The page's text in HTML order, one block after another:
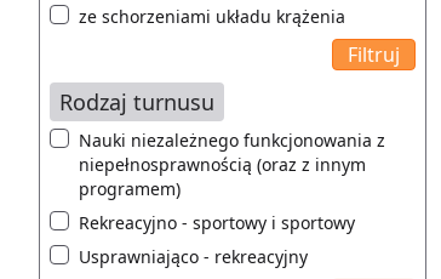
ze schorzeniami układu krążenia
Rodzaj turnusu
Nauki niezależnego funkcjonowania z
niepełnosprawnością (oraz z innym
programem)
Rekreacyjno - sportowy i sportowy
Usprawniająco - rekreacyjny